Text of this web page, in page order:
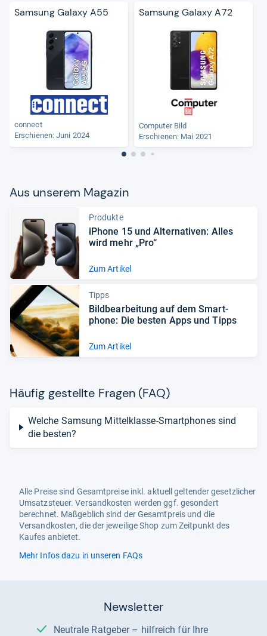
Samsung Galaxy A55
connect
Erschienen: Juni 2024
Samsung Galaxy A72
Computer Bild
Erschienen: Mai 2021
Aus unse­rem Maga­zin
Produkte
iPhone 15 und Alter­na­ti­ven: Alles
wird mehr „Pro“
Zum Artikel
Tipps
Bild­be­ar­bei­tung auf dem Smart­
phone: Die bes­ten Apps und Tipps
Zum Artikel
Häu­fig gestellte Fra­gen (FAQ)
Welche Samsung Mittelklasse-Smartphones sind
die besten?
Alle Preise sind Gesamtpreise inkl. aktuell geltender gesetzlicher
Umsatzsteuer. Versandkosten werden ggf. gesondert
berechnet. Maßgeblich sind der Gesamtpreis und die
Versandkosten, die der jeweilige Shop zum Zeitpunkt des
Kaufes anbietet.
Mehr Infos dazu in unseren FAQs
Newsletter
Neutrale Ratgeber – hilfreich für Ihre